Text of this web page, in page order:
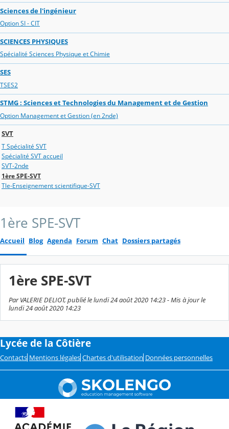
Sciences de l'ingénieur
Option SI - CIT
SCIENCES PHYSIQUES
Spécialité Sciences Physique et Chimie
SES
TSES2
STMG : Sciences et Technologies du Management et de Gestion
Option Management et Gestion (en 2nde)
SVT
T Spécialité SVT
Spécialité SVT accueil
SVT-2nde
1ère SPE-SVT
Tle-Enseignement scientifique-SVT
1ère SPE-SVT
Accueil Blog Agenda Forum Chat Dossiers partagés
1ère SPE-SVT
Par VALERIE DELIOT, publié le lundi 24 août 2020 14:23 - Mis à jour le
lundi 24 août 2020 14:23
Lycée de la Côtière
Contacts Mentions légales Chartes d'utilisation Données personnelles